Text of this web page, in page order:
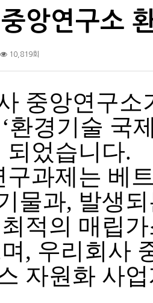
앙연구소
10,819회
중앙연구소
환경기술 국
되었습니다.
구과제는 베
물과, 발생
적의 매립
, 우리회사
자원화 사